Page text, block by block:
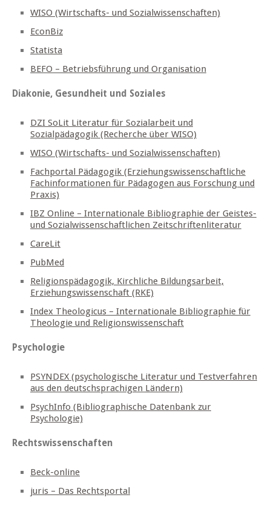
WISO (Wirtschafts- und Sozialwissenschaften)
EconBiz
Statista
BEFO – Betriebsführung und Organisation
Diakonie, Gesundheit und Soziales
DZI SoLit Literatur für Sozialarbeit und
Sozialpädagogik (Recherche über WISO)
WISO (Wirtschafts- und Sozialwissenschaften)
Fachportal Pädagogik (Erziehungswissenschaftliche
Fachinformationen für Pädagogen aus Forschung und
Praxis)
IBZ Online – Internationale Bibliographie der Geistes-
und Sozialwissenschaftlichen Zeitschriftenliteratur
CareLit
PubMed
Religionspädagogik, Kirchliche Bildungsarbeit,
Erziehungswissenschaft (RKE)
Index Theologicus – Internationale Bibliographie für
Theologie und Religionswissenschaft
Psychologie
PSYNDEX (psychologische Literatur und Testverfahren
aus den deutschsprachigen Ländern)
PsychInfo (Bibliographische Datenbank zur
Psychologie)
Rechtswissenschaften
Beck-online
juris – Das Rechtsportal